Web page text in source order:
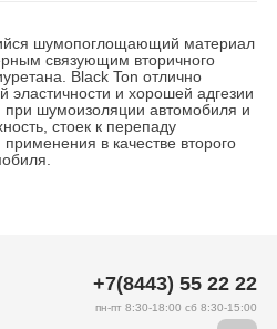
шумопоглощающий материал
связующим вторичного
Black Ton отлично
эластичности и хорошей адгезии
при шумоизоляции автомобиля и
стоек к перепаду
в качестве второго
+7(8443) 55 22 22
пн-пт 8:30-18:00 сб 8:30-15:00